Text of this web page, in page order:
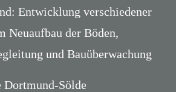
Entwicklung verschiedener
Neuaufbau der Böden,
und Bauüberwachung
Dortmund-Sölde